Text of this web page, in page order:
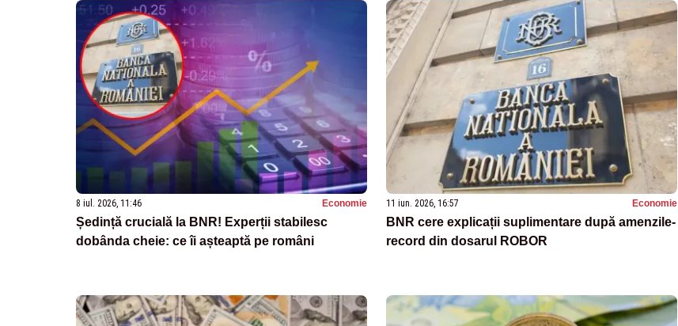
8 iul. 2026, 11:46 Economie
Ședință crucială la BNR! Experții stabilesc
dobânda cheie: ce îi așteaptă pe români
11 iun. 2026, 16:57 Economie
BNR cere explicații suplimentare după amenzile-
record din dosarul ROBOR